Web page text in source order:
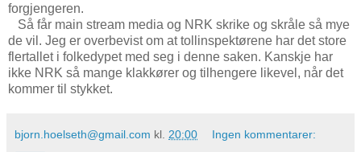
forgjengeren.
Så får main stream media og NRK skrike og skråle så mye
de vil. Jeg er overbevist om at tollinspektørene har det store
flertallet i folkedypet med seg i denne saken. Kanskje har
ikke NRK så mange klakkører og tilhengere likevel, når det
kommer til stykket.
bjorn.hoelseth@gmail.com kl. 20:00 Ingen kommentarer: